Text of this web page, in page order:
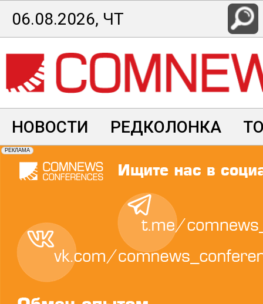
Перейти
к
основному
содержанию
06.08.2026, ЧТ
НОВОСТИ РЕДКОЛОНКА